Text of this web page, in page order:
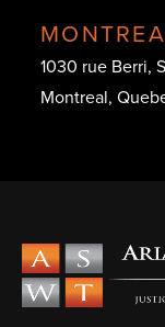
1030 rue Berri,
Montreal,